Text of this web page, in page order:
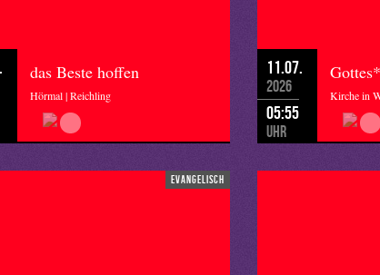
das Beste hoffen
Hörmal | Reichling
11.07.
2026
05:55
Uhr
Kirche in
evangelisch